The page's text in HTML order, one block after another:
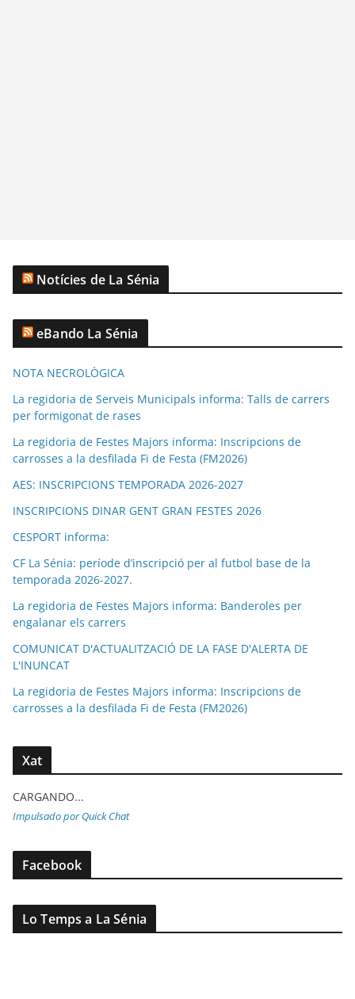
Notícies de La Sénia
eBando La Sénia
NOTA NECROLÒGICA
La regidoria de Serveis Municipals informa: Talls de carrers
per formigonat de rases
La regidoria de Festes Majors informa: Inscripcions de
carrosses a la desfilada Fi de Festa (FM2026)
AES: INSCRIPCIONS TEMPORADA 2026-2027
INSCRIPCIONS DINAR GENT GRAN FESTES 2026
CESPORT informa:
CF La Sénia: període d’inscripció per al futbol base de la
temporada 2026-2027.
La regidoria de Festes Majors informa: Banderoles per
engalanar els carrers
COMUNICAT D'ACTUALITZACIÓ DE LA FASE D'ALERTA DE
L'INUNCAT
La regidoria de Festes Majors informa: Inscripcions de
carrosses a la desfilada Fi de Festa (FM2026)
Xat
CARGANDO...
Impulsado por Quick Chat
Facebook
Lo Temps a La Sénia